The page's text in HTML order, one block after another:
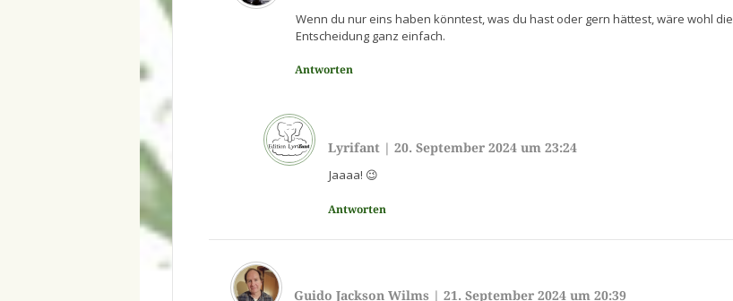
Wenn du nur eins haben könntest, was du hast oder gern hättest, wäre wohl die
Entscheidung ganz einfach.
Antworten
Lyrifant | 20. September 2024 um 23:24
Jaaaa! 😉
Antworten
Guido Jackson Wilms |21. September 2024 um 20:39